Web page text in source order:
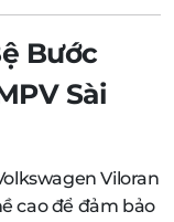
Bước
Sài
Viloran
cao để đảm bảo